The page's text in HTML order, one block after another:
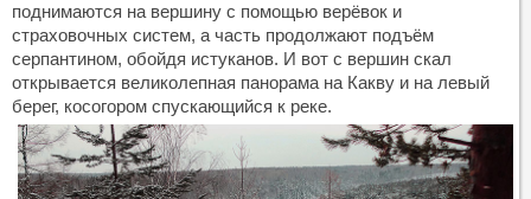
поднимаются на вершину с помощью верёвок и
страховочных систем, а часть продолжают подъём
серпантином, обойдя истуканов. И вот с вершин скал
открывается великолепная панорама на Какву и на левый
берег, косогором спускающийся к реке.